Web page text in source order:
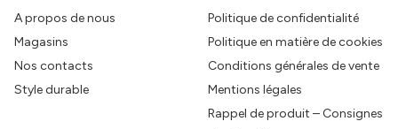
A propos de nous
Magasins
Nos contacts
Style durable
Politique de confidentialité
Politique en matière de cookies
Conditions générales de vente
Mentions légales
Rappel de produit – Consignes